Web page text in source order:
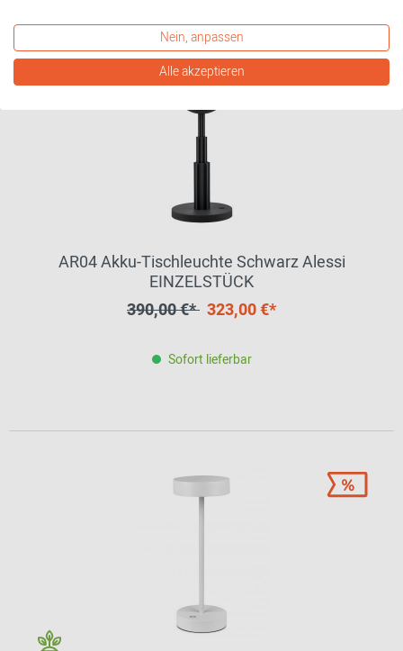
AR04 Akku-Tischleuchte Schwarz Alessi
EINZELSTÜCK
390,00 €* 323,00 €*
Sofort lieferbar
Nein, anpassen
Alle akzeptieren